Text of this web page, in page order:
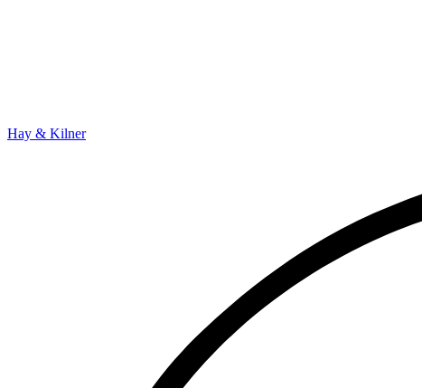
Hay & Kilner